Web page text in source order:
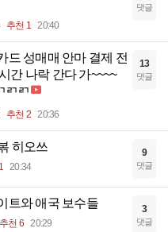
추천 1 20:40
댓글
드 성매매 안마 결제 전
간 나락 간다 가~~~~
ㄺㄺ
추천 2 20:36
13
댓글
히오쓰
20:34
9
댓글
트와 애국 보수들
추천 6 20:29
3
댓글